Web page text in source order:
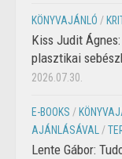
KÖNYVAJÁNLÓ /
Kiss Judit
plasztikai
2026.07.30.
E-BOOKS /
AJÁNLÁSÁVAL
/
Lente Gábor: